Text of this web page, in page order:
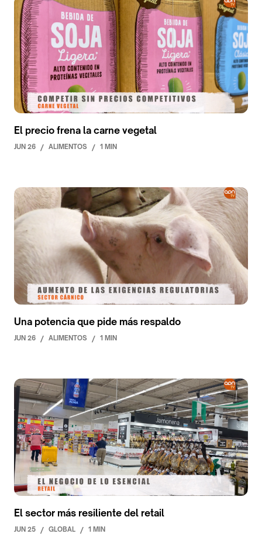
El precio frena la carne vegetal
JUN 26 / ALIMENTOS / 1 MIN
Una potencia que pide más respaldo
JUN 26 / ALIMENTOS / 1 MIN
El sector más resiliente del retail
JUN 25 / GLOBAL / 1 MIN